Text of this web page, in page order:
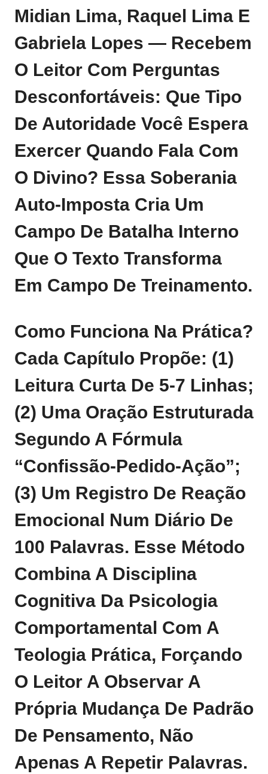
Midian Lima, Raquel Lima E
Gabriela Lopes — Recebem
O Leitor Com Perguntas
Desconfortáveis: Que Tipo
De Autoridade Você Espera
Exercer Quando Fala Com
O Divino? Essa Soberania
Auto‑imposta Cria Um
Campo De Batalha Interno
Que O Texto Transforma
Em Campo De Treinamento.
Como Funciona Na Prática?
Cada Capítulo Propõe: (1)
Leitura Curta De 5‑7 Linhas;
(2) Uma Oração Estruturada
Segundo A Fórmula
“confissão‑pedido‑ação”;
(3) Um Registro De Reação
Emocional Num Diário De
100 Palavras. Esse Método
Combina A Disciplina
Cognitiva Da Psicologia
Comportamental Com A
Teologia Prática, Forçando
O Leitor A Observar A
Própria Mudança De Padrão
De Pensamento, Não
Apenas A Repetir Palavras.